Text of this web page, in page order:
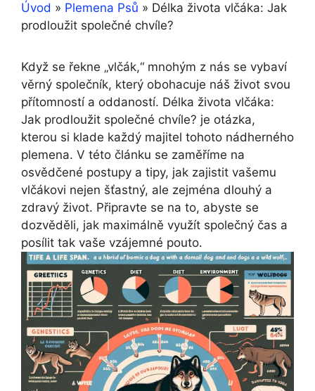
Úvod » Plemena Psů » Délka života vlčáka: Jak
prodloužit společné chvíle?
Když se řekne „vlčák,“ mnohým z nás se vybaví
věrný společník, který obohacuje náš život svou
přítomností a oddaností. Délka života vlčáka:
Jak prodloužit společné chvíle? je otázka,
kterou si klade každý majitel tohoto nádherného
plemena. V této článku se zaměříme na
osvědčené postupy a tipy, jak zajistit vašemu
vlčákovi nejen šťastný, ale zejména dlouhý a
zdravý život. Připravte se na to, abyste se
dozvěděli, jak maximálně využít společný čas a
posílit tak vaše vzájemné pouto.